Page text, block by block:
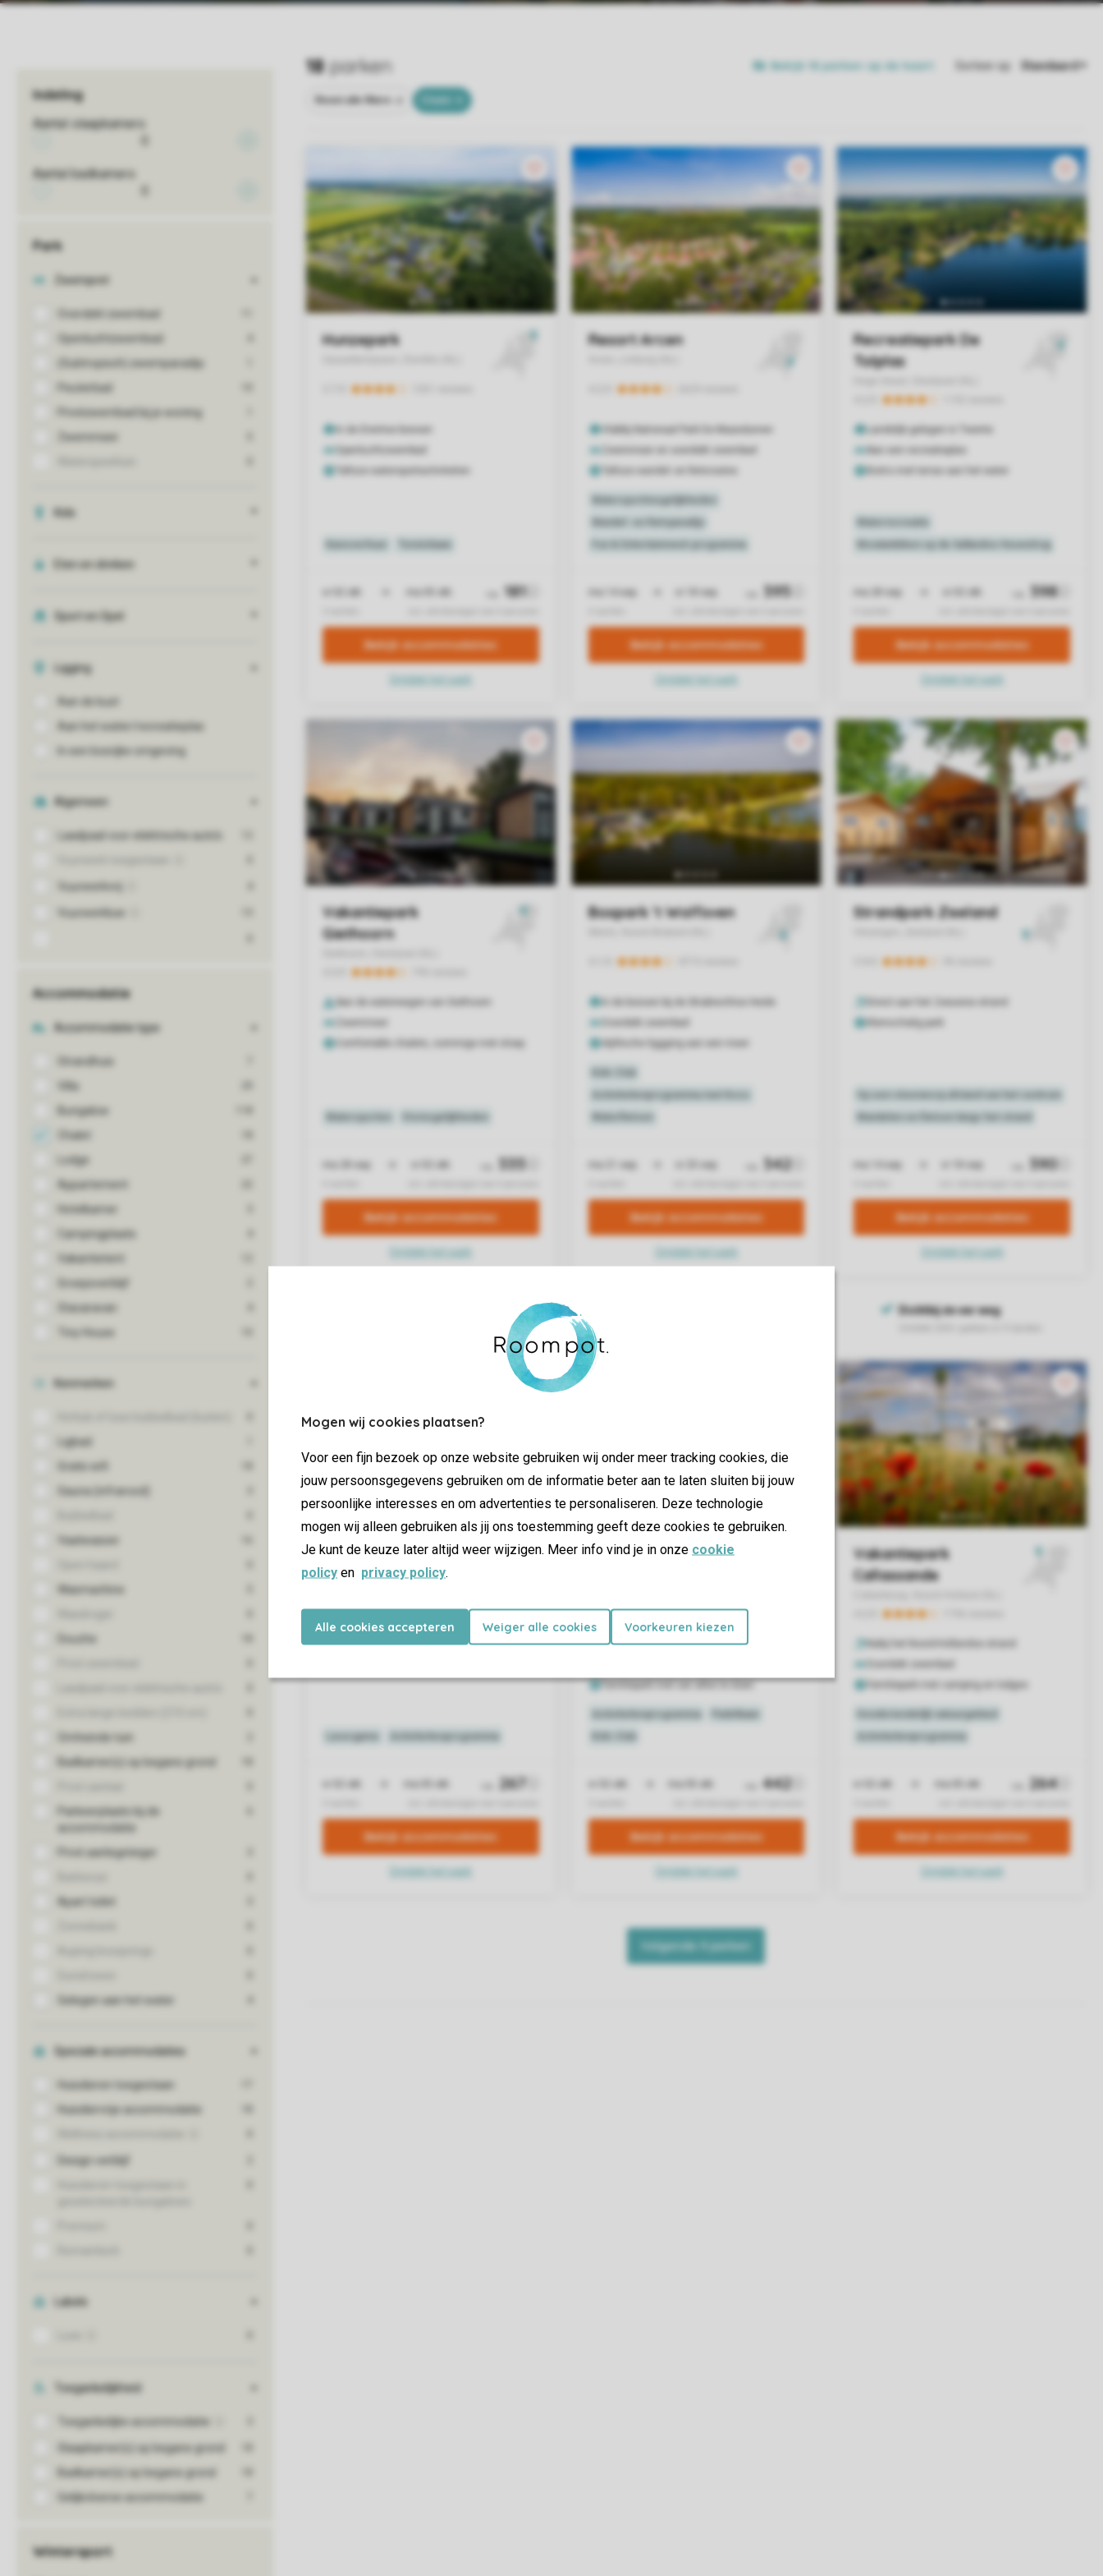
Mogen wij cookies plaatsen?
Voor een fijn bezoek op onze website gebruiken wij onder meer tracking cookies, die
jouw persoonsgegevens gebruiken om de informatie beter aan te laten sluiten bij jouw
persoonlijke interesses en om advertenties te personaliseren. Deze technologie
mogen wij alleen gebruiken als jij ons toestemming geeft deze cookies te gebruiken.
Je kunt de keuze later altijd weer wijzigen. Meer info vind je in onze cookie
policy en privacy policy.
Alle cookies accepteren Weiger alle cookies Voorkeuren kiezen
Bekijk 18 parken op de kaart Sorteer op: